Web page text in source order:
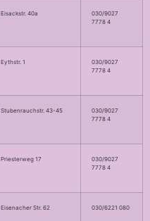
Eisackstr. 40a
030/9027
7778 4
Eythstr. 1
030/9027
7778 4
Stubenrauchstr. 43-45
030/9027
7778 4
Priesterweg 17
030/9027
7778 4
Eisenacher Str. 62 030/6221 080